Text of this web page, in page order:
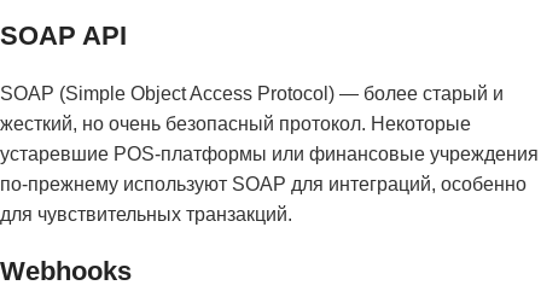
SOAP API
SOAP (Simple Object Access Protocol) — более старый и
жесткий, но очень безопасный протокол. Некоторые
устаревшие POS-платформы или финансовые учреждения
по-прежнему используют SOAP для интеграций, особенно
для чувствительных транзакций.
Webhooks